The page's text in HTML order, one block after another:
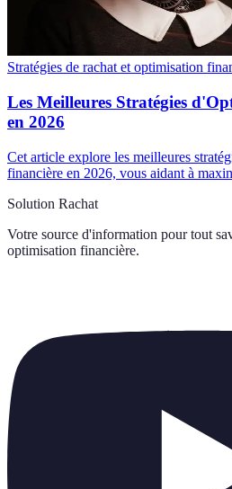
Stratégies de rachat et optimisation
Les Meilleures Stratégies
en 2026
Cet article explore les meilleures
financière en 2026, vous aidant à
Solution Rachat
Votre source d'information pour tout
optimisation financière.